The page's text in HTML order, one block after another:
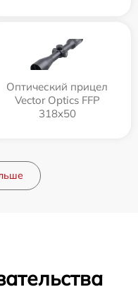
Оптический прицел
Vector Optics FFP
318x50